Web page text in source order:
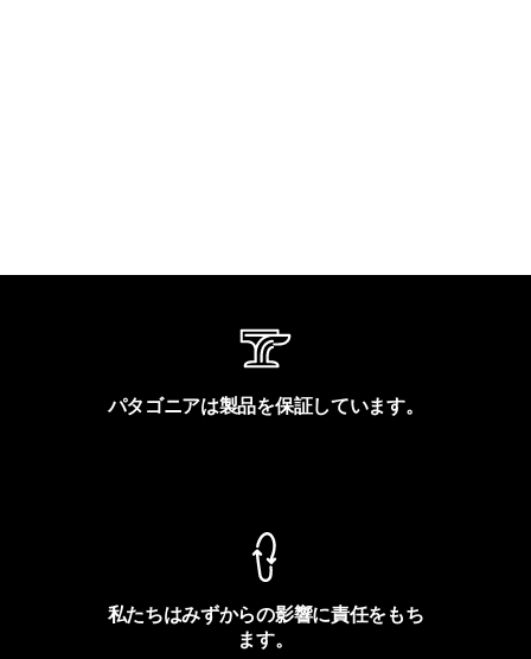
パタゴニアは製品を保証しています。
私たちはみずからの影響に責任をもち
ます。